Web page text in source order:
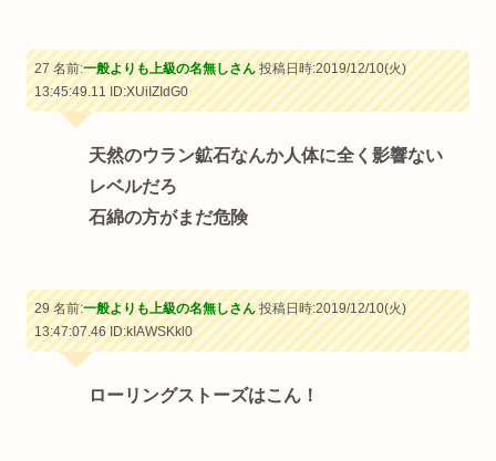
27 名前:一般よりも上級の名無しさん投稿日時:2019/12/10(火)
13:45:49.11ID:XUiIZIdG0
天然のウラン鉱石なんか人体に全く影響ない
レベルだろ
石綿の方がまだ危険
29 名前:一般よりも上級の名無しさん投稿日時:2019/12/10(火)
13:47:07.46ID:kIAWSKkl0
ローリングストーズはこん！